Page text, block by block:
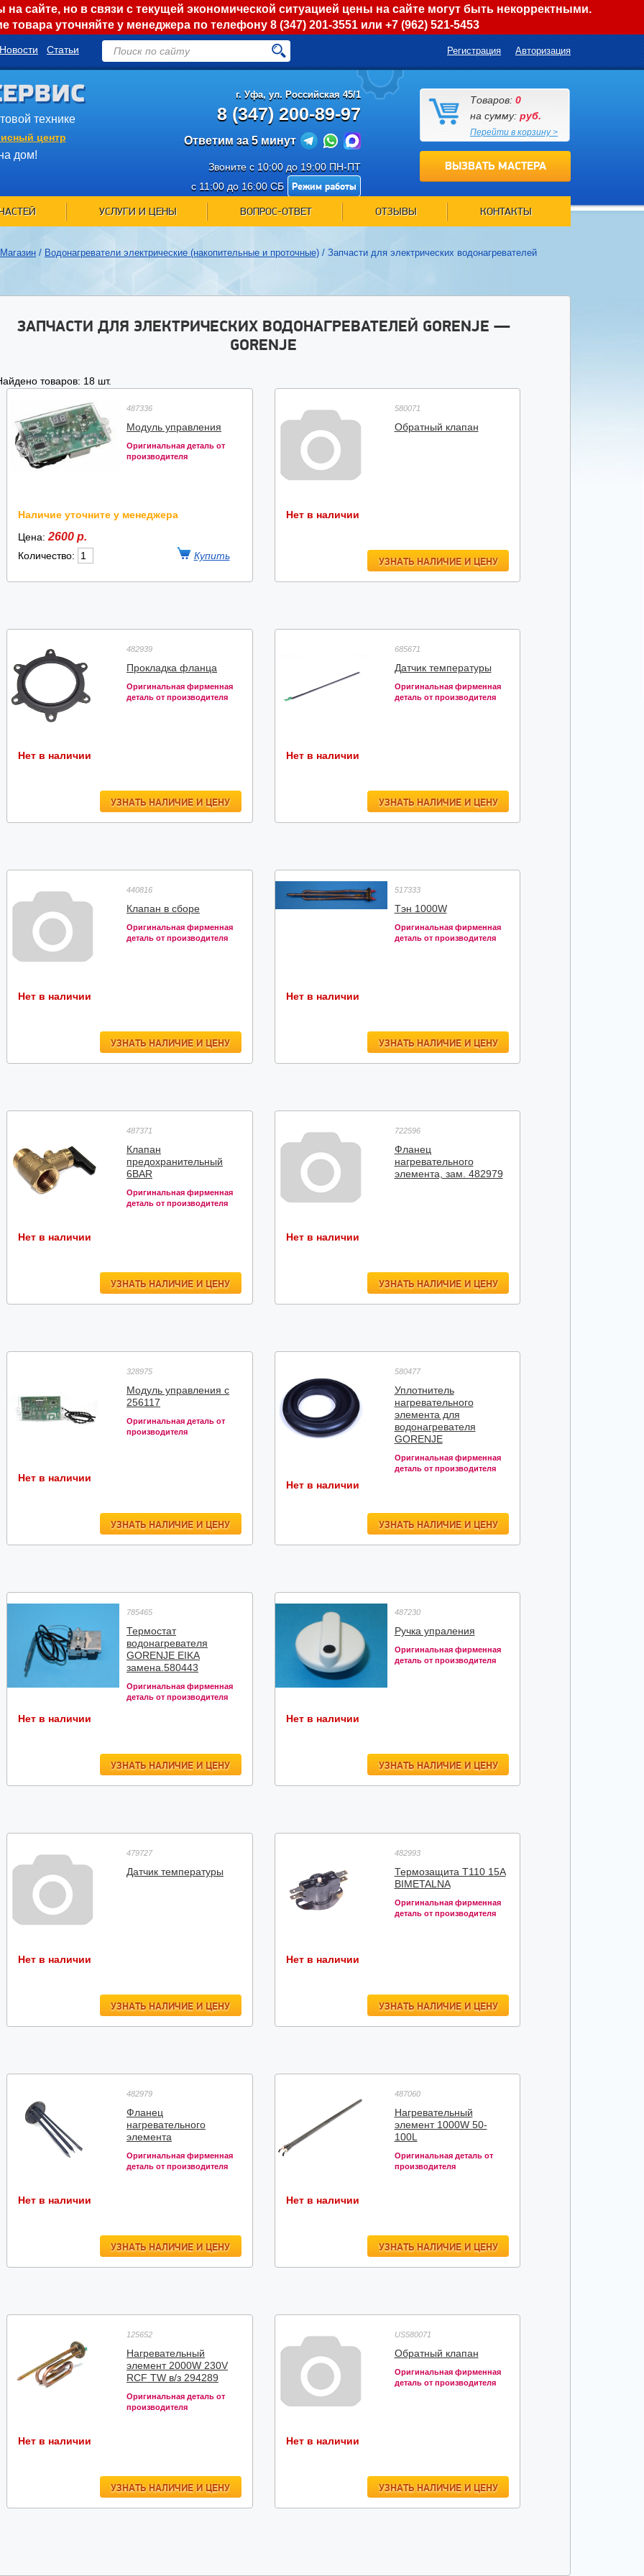
сайте, но в связи с текущей экономической ситуацией цены на сайте могут быть некорректными.
товара уточняйте у менеджера по телефону 8 (347) 201-3551или +7 (962) 521-5453
Новости Статьи Регистрация Авторизация
технике
центр
дом!
г. Уфа, ул. Российская 45/1
8 (347) 200-89-97
Ответим за 5 минут
Звоните с 10:00 до 19:00 ПН-ПТ
с 11:00 до 16:00 СБ
Режим работы
Товаров: 0
на сумму: руб.
Перейти в корзину >
ВЫЗВАТЬ МАСТЕРА
УСЛУГИ И ЦЕНЫ ВОПРОС-ОТВЕТ ОТЗЫВЫ КОНТАКТЫ
Магазин / Водонагреватели электрические (накопительные и проточные) / Запчасти для электрических водонагревателей
ЗАПЧАСТИ ДЛЯ ЭЛЕКТРИЧЕСКИХ ВОДОНАГРЕВАТЕЛЕЙ GORENJE —
GORENJE
товаров: 18 шт.
487336
Модуль управления
Оригинальная деталь от
производителя
Наличие уточните у менеджера
Цена: 2600 р.
Количество:
580071
Обратный клапан
УЗНАТЬ НАЛИЧИЕ И ЦЕНУ
Нет в наличии
482939
Прокладка фланца
Оригинальная фирменная
деталь от производителя
УЗНАТЬ НАЛИЧИЕ И ЦЕНУ
Нет в наличии
685671
Датчик температуры
Оригинальная фирменная
деталь от производителя
УЗНАТЬ НАЛИЧИЕ И ЦЕНУ
Нет в наличии
440816
Клапан в сборе
Оригинальная фирменная
деталь от производителя
УЗНАТЬ НАЛИЧИЕ И ЦЕНУ
Нет в наличии
517333
Тэн 1000W
Оригинальная фирменная
деталь от производителя
УЗНАТЬ НАЛИЧИЕ И ЦЕНУ
Нет в наличии
487371
Клапан
предохранительный
6BAR
Оригинальная фирменная
деталь от производителя
УЗНАТЬ НАЛИЧИЕ И ЦЕНУ
Нет в наличии
722596
Фланец
нагревательного
элемента, зам. 482979
УЗНАТЬ НАЛИЧИЕ И ЦЕНУ
Нет в наличии
328975
Модуль управления с
256117
Оригинальная деталь от
производителя
УЗНАТЬ НАЛИЧИЕ И ЦЕНУ
Нет в наличии
580477
Уплотнитель
нагревательного
элемента для
водонагревателя
GORENJE
Оригинальная фирменная
деталь от производителя
УЗНАТЬ НАЛИЧИЕ И ЦЕНУ
Нет в наличии
785465
Термостат
водонагревателя
GORENJE EIKA
замена.580443
Оригинальная фирменная
деталь от производителя
УЗНАТЬ НАЛИЧИЕ И ЦЕНУ
Нет в наличии
487230
Ручка упраления
Оригинальная фирменная
деталь от производителя
УЗНАТЬ НАЛИЧИЕ И ЦЕНУ
Нет в наличии
479727
Датчик температуры
УЗНАТЬ НАЛИЧИЕ И ЦЕНУ
Нет в наличии
482993
Термозащита T110 15A
BIMETALNA
Оригинальная фирменная
деталь от производителя
УЗНАТЬ НАЛИЧИЕ И ЦЕНУ
Нет в наличии
482979
Фланец
нагревательного
элемента
Оригинальная фирменная
деталь от производителя
УЗНАТЬ НАЛИЧИЕ И ЦЕНУ
Нет в наличии
487060
Нагревательный
элемент 1000W 50-
100L
Оригинальная деталь от
производителя
УЗНАТЬ НАЛИЧИЕ И ЦЕНУ
Нет в наличии
125652
Нагревательный
элемент 2000W 230V
RCF TW в/з 294289
Оригинальная деталь от
производителя
УЗНАТЬ НАЛИЧИЕ И ЦЕНУ
Нет в наличии
US580071
Обратный клапан
Оригинальная фирменная
деталь от производителя
УЗНАТЬ НАЛИЧИЕ И ЦЕНУ
Нет в наличии